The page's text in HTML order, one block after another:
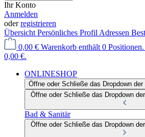
Ihr Konto
Anmelden
oderregistrieren
Übersicht Persönliches Profil Adressen
0,00 € Warenkorb enthält 0
0,00 €.
ONLINESHOP
Öffne oder Schließe das Dropdown
Öffne oder Schließe das Dropdown
Bad & Sanitär
Öffne oder Schließe das Dropdown